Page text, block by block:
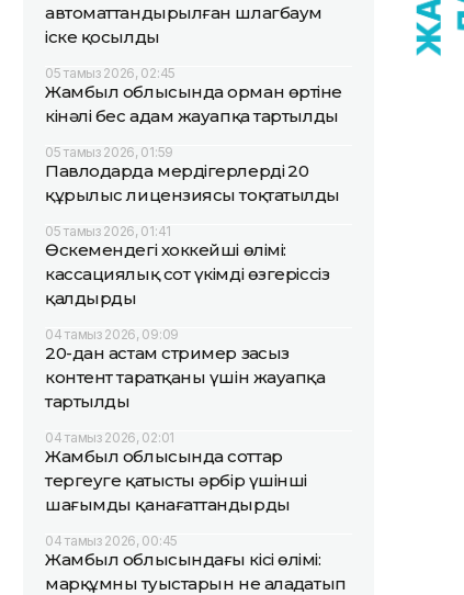
автоматтандырылған шлагбаум
іске қосылды
05 тамыз 2026, 02:45
Жамбыл облысында орман өртіне
кінәлі бес адам жауапқа тартылды
05 тамыз 2026, 01:59
Павлодарда мердігерлердің 20
құрылыс лицензиясы тоқтатылды
05 тамыз 2026, 01:41
Өскемендегі хоккейші өлімі:
кассациялық сот үкімді өзгеріссіз
қалдырды
04 тамыз 2026, 09:09
20-дан астам стример заңсыз
контент таратқаны үшін жауапқа
тартылды
04 тамыз 2026, 02:01
Жамбыл облысында соттар
тергеуге қатысты әрбір үшінші
шағымды қанағаттандырды
04 тамыз 2026, 00:45
Жамбыл облысындағы кісі өлімі:
марқұмның туыстарын не алаңдатып